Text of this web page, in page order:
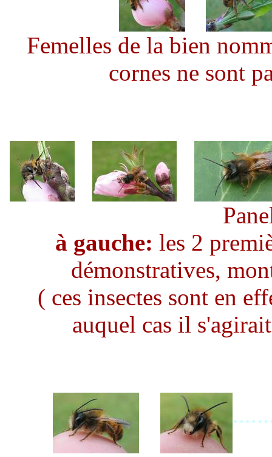
Femelles de la bien
cornes ne sont
à gauche: les 2
démonstratives,
( ces insectes sont en
auquel cas il